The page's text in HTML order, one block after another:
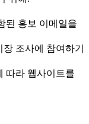
된 홍보 이메일을
조사에 참여하기
따라 웹사이트를